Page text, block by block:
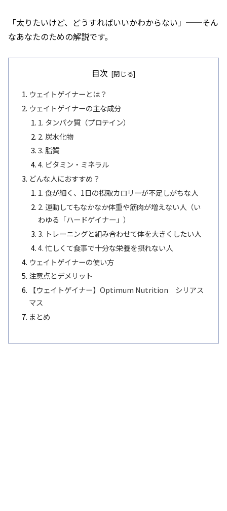
「太りたいけど、どうすればいいかわからない」──そん
なあなたのための解説です。
目次
ウェイトゲイナーとは？
ウェイトゲイナーの主な成分
1. タンパク質（プロテイン）
2. 炭水化物
3. 脂質
4. ビタミン・ミネラル
どんな人におすすめ？
1. 食が細く、1日の摂取カロリーが不足しがちな人
2. 運動してもなかなか体重や筋肉が増えない人（い
わゆる「ハードゲイナー」）
3. トレーニングと組み合わせて体を大きくしたい人
4. 忙しくて食事で十分な栄養を摂れない人
ウェイトゲイナーの使い方
注意点とデメリット
【ウェイトゲイナー】Optimum Nutrition シリアス
マス
まとめ